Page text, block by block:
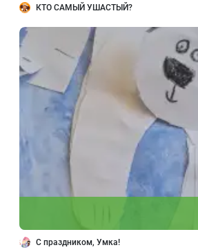
КТО САМЫЙ УШАСТЫЙ?
С праздником, Умка!